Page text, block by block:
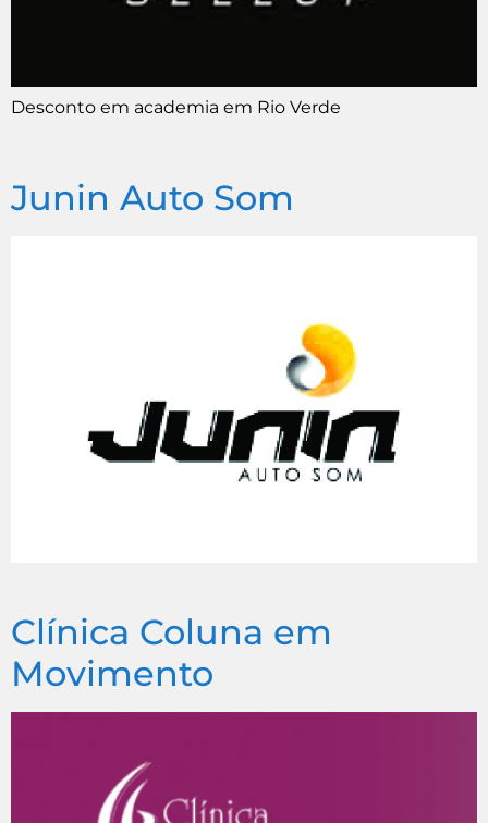
Desconto em academia em Rio Verde
Junin Auto Som
Clínica Coluna em
Movimento